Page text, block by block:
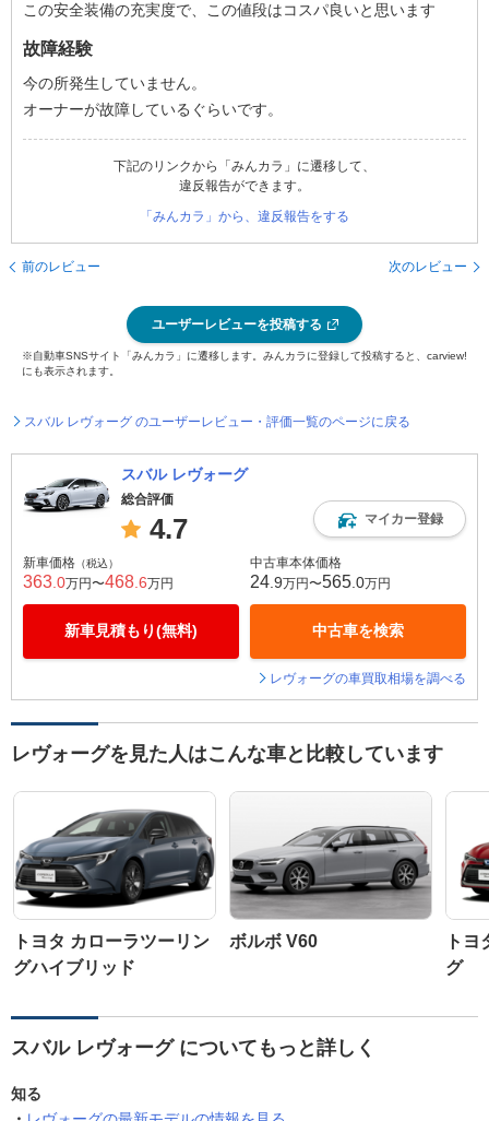
この安全装備の充実度で、この値段はコスパ良いと思います
故障経験
今の所発生していません。
オーナーが故障しているぐらいです。
下記のリンクから「みんカラ」に遷移して、
違反報告ができます。
「みんカラ」から、違反報告をする
前のレビュー 次のレビュー
ユーザーレビューを投稿する
※自動車SNSサイト「みんカラ」に遷移します。みんカラに登録して投稿すると、carview!
にも表示されます。
スバル レヴォーグ のユーザーレビュー・評価一覧のページに戻る
スバル レヴォーグ
総合評価
4.7 マイカー登録
新車価格 （税込）
363 .0万円〜468 .6万円
新車見積もり(無料)
中古車本体価格
24 .9万円〜565 .0万円
中古車を検索
レヴォーグの車買取相場を調べる
レヴォーグを見た人はこんな車と比較しています
トヨタ カローラツーリン
グハイブリッド
ボルボ V60
ト
グ
スバル レヴォーグ についてもっと詳しく
知る